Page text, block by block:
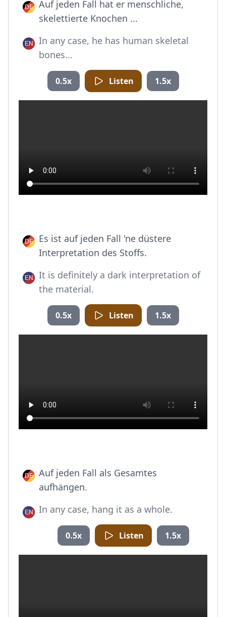
Auf jeden Fall hat er menschliche,
skelettierte Knochen ...
In any case, he has human skeletal
bones...
0.5x Listen 1.5x
Es ist auf jeden Fall 'ne düstere
Interpretation des Stoffs.
It is definitely a dark interpretation of
the material.
0.5x Listen 1.5x
Auf jeden Fall als Gesamtes
aufhängen.
In any case, hang it as a whole.
0.5x Listen 1.5x